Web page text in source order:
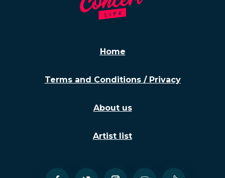
Home
Terms and Conditions / Privacy
About us
Artist list